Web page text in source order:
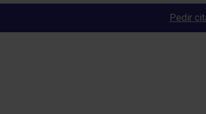
Pedir